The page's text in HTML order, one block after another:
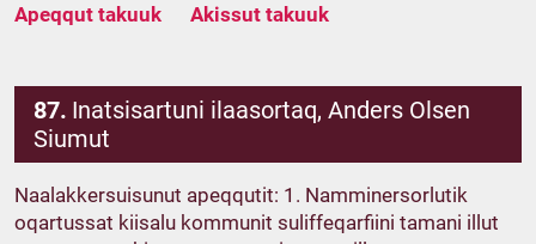
Apeqqut takuuk Akissut takuuk
87. Inatsisartuni ilaasortaq, Anders Olsen
Siumut
Naalakkersuisunut apeqqutit: 1. Namminersorlutik
oqartussat kiisalu kommunit suliffeqarfiini tamani illut